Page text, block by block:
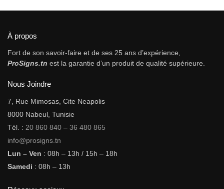
À propos
Fort de son savoir-faire et de ses 25 ans d’expérience,
ProSigns.tn est la garantie d’un produit de qualité supérieure.
Nous Joindre
7, Rue Mimosas, Cite Neapolis
8000 Nabeul, Tunisie
Tél. : 20 860 840 – 36 480 865
info@prosigns.tn
Lun – Ven : 08h – 13h / 15h – 18h
Samedi : 08h – 13h